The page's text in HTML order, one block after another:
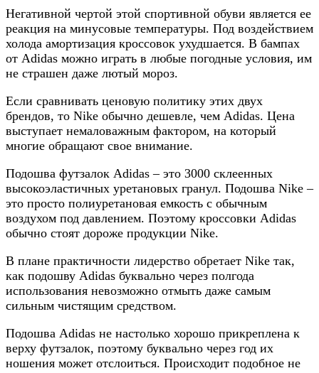
Негативной чертой этой спортивной обуви является ее
реакция на минусовые температуры. Под воздействием
холода амортизация кроссовок ухудшается. В бампах
от Adidas можно играть в любые погодные условия, им
не страшен даже лютый мороз.
Если сравнивать ценовую политику этих двух
брендов, то Nike обычно дешевле, чем Adidas. Цена
выступает немаловажным фактором, на который
многие обращают свое внимание.
Подошва футзалок Adidas – это 3000 склеенных
высокоэластичных уретановых гранул. Подошва Nike –
это просто полиуретановая емкость с обычным
воздухом под давлением. Поэтому кроссовки Adidas
обычно стоят дороже продукции Nike.
В плане практичности лидерство обретает Nike так,
как подошву Adidas буквально через полгода
использования невозможно отмыть даже самым
сильным чистящим средством.
Подошва Adidas не настолько хорошо прикреплена к
верху футзалок, поэтому буквально через год их
ношения может отслоиться. Происходит подобное не